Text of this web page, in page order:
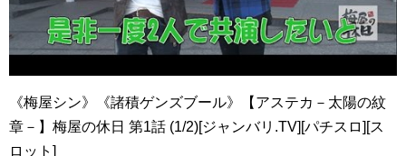
《梅屋シン》《諸積ゲンズブール》【アステカ－太陽の紋
章－】梅屋の休日 第1話 (1/2)[ジャンバリ.TV][パチスロ][ス
ロット]